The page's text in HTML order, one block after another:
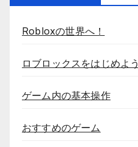
Robloxの世界へ！
ロブロックスをはじめよう
ゲーム内の基本操作
おすすめのゲーム